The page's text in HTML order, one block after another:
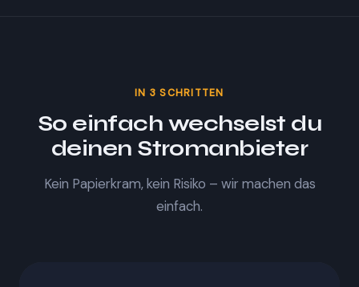
IN 3 SCHRITTEN
So einfach wechselst du
deinen Stromanbieter
Kein Papierkram, kein Risiko – wir machen das
einfach.